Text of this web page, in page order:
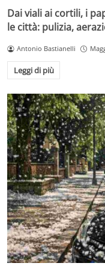
Dai viali ai cortili, i
le città: pulizia,
Antonio Bastianelli
Leggi di più